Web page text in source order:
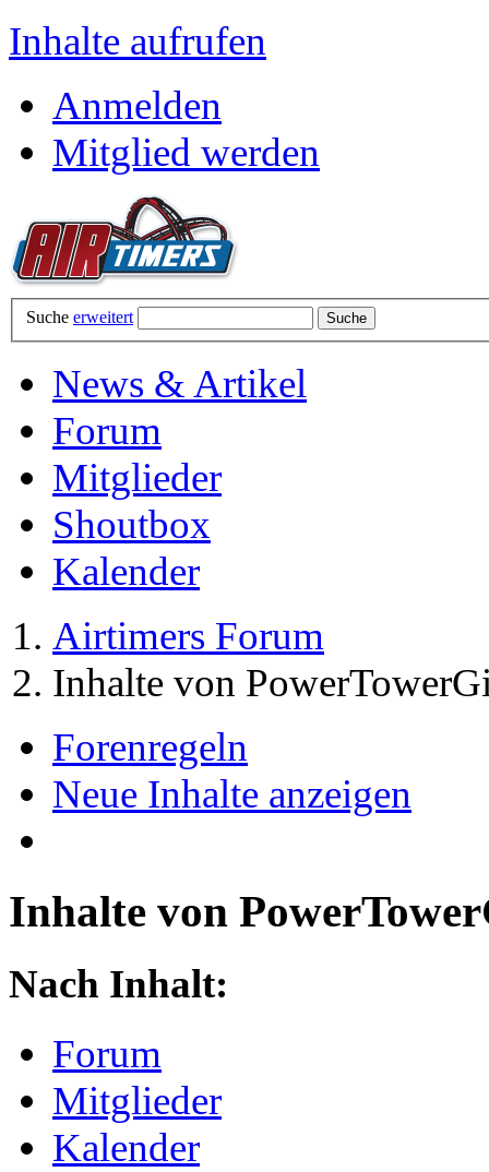
Inhalte aufrufen
Anmelden
Mitglied werden
Suche erweitert
News & Artikel
Forum
Mitglieder
Shoutbox
Kalender
Airtimers Forum
Inhalte von
Forenregeln
Neue Inhalte anzeigen
Inhalte von
Nach Inhalt:
Forum
Mitglieder
Kalender